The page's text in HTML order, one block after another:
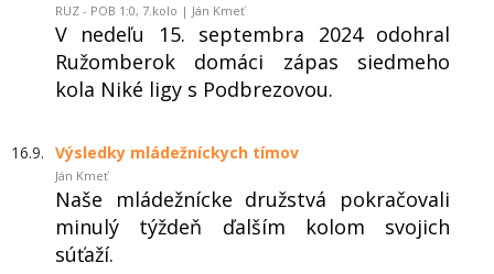
RUZ - POB 1:0, 7.kolo | Ján Kmeť
V nedeľu 15. septembra 2024 odohral
Ružomberok domáci zápas siedmeho
kola Niké ligy s Podbrezovou.
16.9. Výsledky mládežníckych tímov
Ján Kmeť
Naše mládežnícke družstvá pokračovali
minulý týždeň ďalším kolom svojich
súťaží.